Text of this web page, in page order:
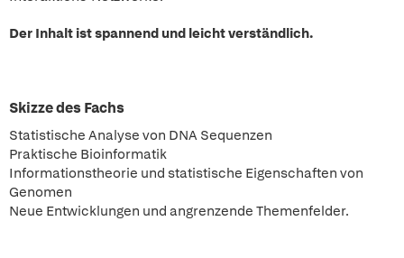
Der Inhalt ist spannend und leicht verständlich.
Skizze des Fachs
Statistische Analyse von DNA Sequenzen
Praktische Bioinformatik
Informationstheorie und statistische Eigenschaften von
Genomen
Neue Entwicklungen und angrenzende Themenfelder.